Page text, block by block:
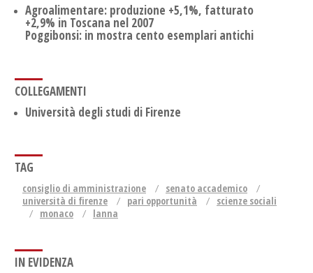
Agroalimentare: produzione +5,1%, fatturato
+2,9% in Toscana nel 2007
Poggibonsi: in mostra cento esemplari antichi
COLLEGAMENTI
Università degli studi di Firenze
TAG
consiglio di amministrazione
senato accademico
università di firenze
pari opportunità
scienze sociali
monaco
lanna
IN EVIDENZA